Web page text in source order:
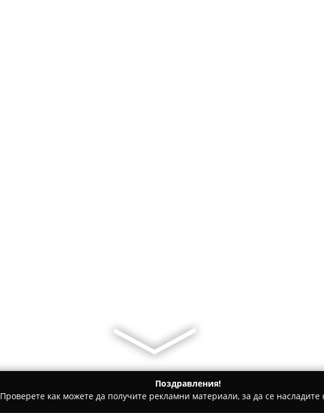
Поздравления!
Проверете как можете да получите рекламни материали, за да се насладите